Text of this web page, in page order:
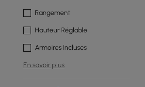
Rangement
Hauteur Réglable
Armoires Incluses
En savoir plus